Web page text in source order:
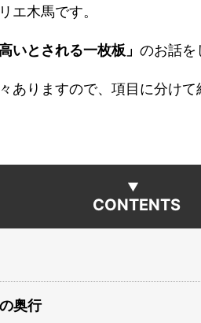
エ木馬です。
いとされる一枚板」 のお話を
ありますので、項目に分けて
CONTENTS
奥行